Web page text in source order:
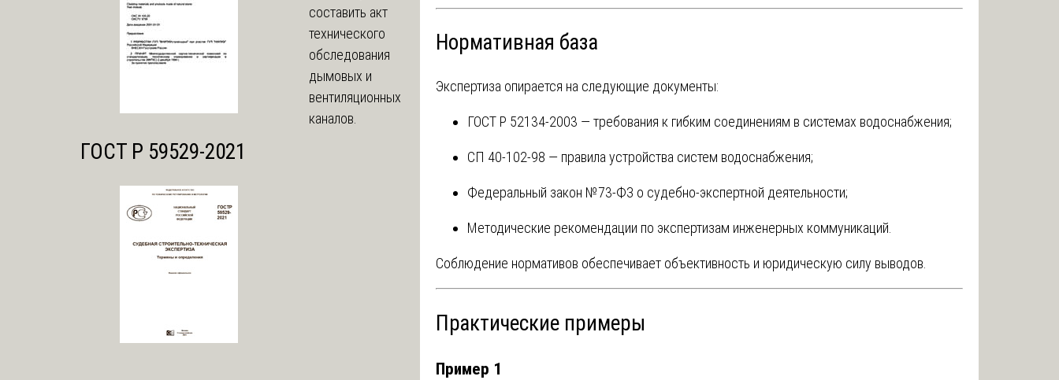
Нормативная база
Экспертиза опирается на следующие документы:
ГОСТ Р 52134-2003 — требования к гибким соединениям в системах водоснабжения;
СП 40-102-98 — правила устройства систем водоснабжения;
Федеральный закон №73-ФЗ о судебно-экспертной деятельности;
Методические рекомендации по экспертизам инженерных коммуникаций.
Соблюдение нормативов обеспечивает объективность и юридическую силу выводов.
Практические примеры
Пример 1
ГОСТ Р 59529-2021
составить акт
технического
обследования
дымовых и
вентиляционных
каналов.